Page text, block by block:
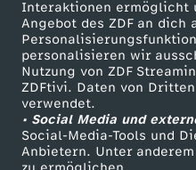
Interaktionen ermöglicht
Angebot des ZDF an dich
personalisieren wir
Nutzung von ZDF
ZDFtivi. Daten von
verwendet.
• Social Media und
Social-Media-Tools und
Anbietern. Unter
e
n
s
p
Sendungen A-Z
TV-Programm
ZDF Unternehmen
Karriere